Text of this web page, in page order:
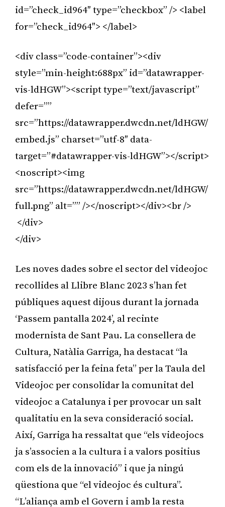
id=”check_id964″ type=”checkbox” /> <label
for=”check_id964″> </label>
<div class=”code-container”><div
style=”min-height:688px” id=”datawrapper-
vis-ldHGW”><script type=”text/javascript”
defer=””
src=”https://datawrapper.dwcdn.net/ldHGW/
embed.js” charset=”utf-8″ data-
target=”#datawrapper-vis-ldHGW”></script>
<noscript><img
src=”https://datawrapper.dwcdn.net/ldHGW/
full.png” alt=”” /></noscript></div><br />
</div>
</div>
Les noves dades sobre el sector del videojoc
recollides al Llibre Blanc 2023 s’han fet
públiques aquest dijous durant la jornada
‘Passem pantalla 2024’, al recinte
modernista de Sant Pau. La consellera de
Cultura, Natàlia Garriga, ha destacat “la
satisfacció per la feina feta” per la Taula del
Videojoc per consolidar la comunitat del
videojoc a Catalunya i per provocar un salt
qualitatiu en la seva consideració social.
Així, Garriga ha ressaltat que “els videojocs
ja s’associen a la cultura i a valors positius
com els de la innovació” i que ja ningú
qüestiona que “el videojoc és cultura”.
“L’aliança amb el Govern i amb la resta